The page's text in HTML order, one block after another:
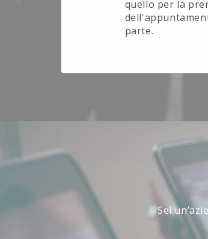
quello per la
parte.
Sei